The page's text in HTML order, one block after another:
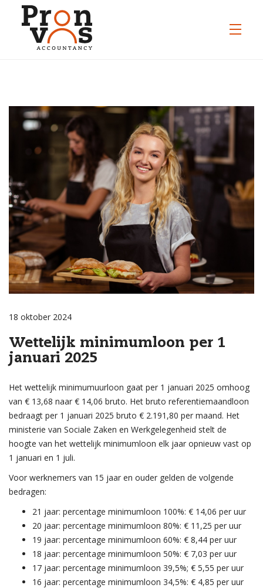
18 oktober 2024
Wettelijk minimumloon per 1
januari 2025
Het wettelijk minimumuurloon gaat per 1 januari 2025 omhoog
van € 13,68 naar € 14,06 bruto. Het bruto referentiemaandloon
bedraagt per 1 januari 2025 bruto € 2.191,80 per maand. Het
ministerie van Sociale Zaken en Werkgelegenheid stelt de
hoogte van het wettelijk minimumloon elk jaar opnieuw vast op
1 januari en 1 juli.
Voor werknemers van 15 jaar en ouder gelden de volgende
bedragen:
21 jaar: percentage minimumloon 100%: € 14,06 per uur
20 jaar: percentage minimumloon 80%: € 11,25 per uur
19 jaar: percentage minimumloon 60%: € 8,44 per uur
18 jaar: percentage minimumloon 50%: € 7,03 per uur
17 jaar: percentage minimumloon 39,5%; € 5,55 per uur
16 jaar: percentage minimumloon 34,5%: € 4,85 per uur